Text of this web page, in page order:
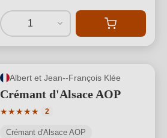
1
Albert et Jean--François Klée
Crémant d'Alsace AOP
★★★★★
Valutazione media di 5 su 5 stelle
2
Crémant d'Alsace AOP